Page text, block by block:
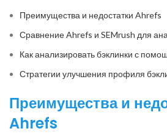
Преимущества и недостатки Ahrefs
Сравнение Ahrefs и SEMrush для
Как анализировать бэклинки с
Стратегии улучшения профиля
Преимущества и
Ahrefs